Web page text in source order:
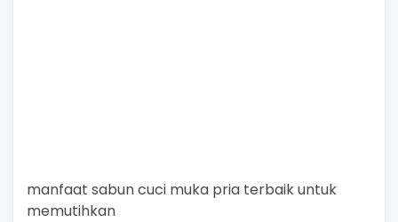
manfaat sabun cuci muka pria terbaik untuk
memutihkan